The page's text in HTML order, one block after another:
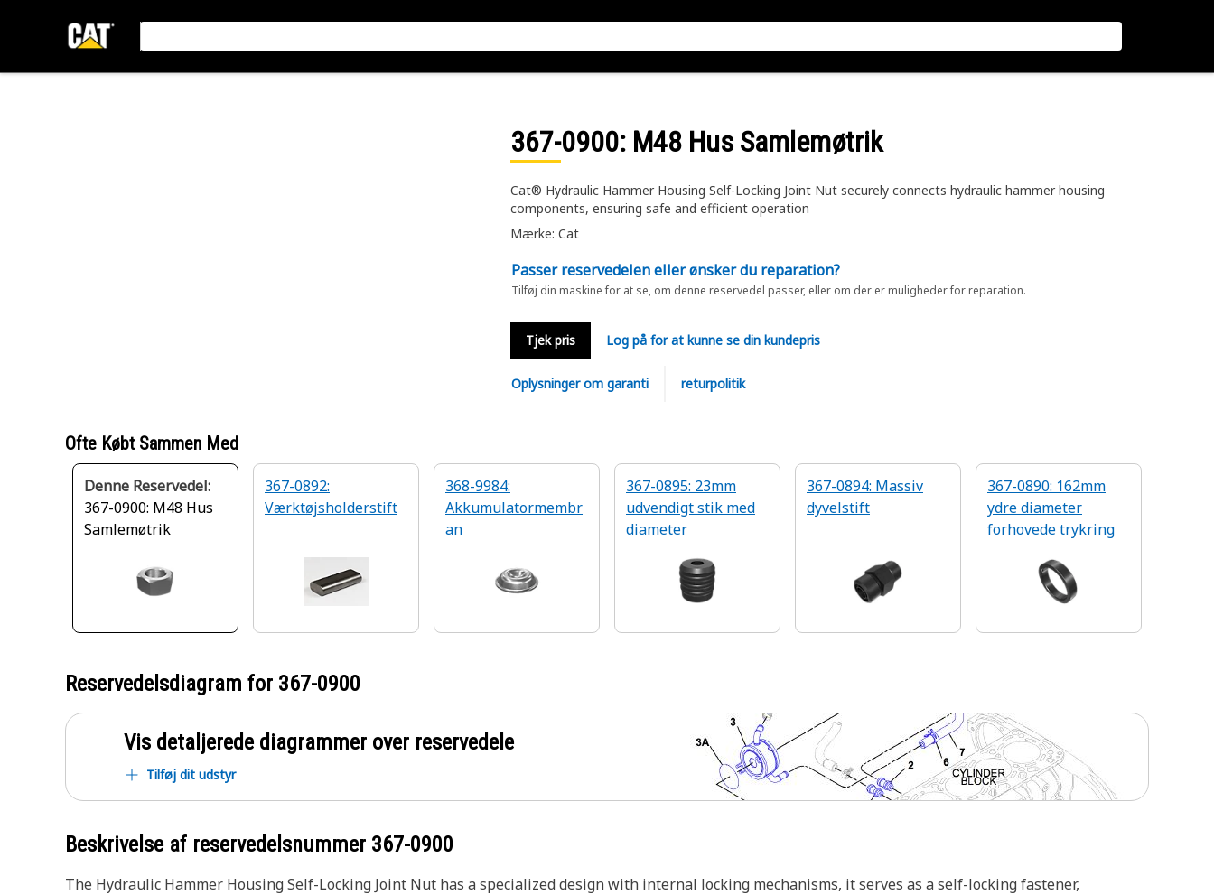
367-0900: M48 Hus Samlemøtrik
Cat® Hydraulic Hammer Housing Self-Locking Joint Nut securely connects hydraulic hammer housing
components, ensuring safe and efficient operation
Mærke: Cat
Passer reservedelen eller ønsker du reparation?
Tilføj din maskine for at se, om denne reservedel passer, eller om der er muligheder for reparation.
Tjek pris Log på for at kunne se din kundepris
Oplysninger om garanti returpolitik
Ofte Købt Sammen Med
Denne Reservedel:
367-0900: M48 Hus
Samlemøtrik
367-0892:
Værktøjsholderstift
368-9984:
Akkumulatormembr
an
367-0895: 23mm
udvendigt stik med
diameter
367-0894: Massiv
dyvelstift
367-0890: 162mm
ydre diameter
forhovede trykring
Reservedelsdiagram for 367-0900
Vis detaljerede diagrammer over reservedele
Tilføj dit udstyr
Beskrivelse af reservedelsnummer 367-0900
The Hydraulic Hammer Housing Self-Locking Joint Nut has a specialized design with internal locking mechanisms, it serves as a self-locking fastener,